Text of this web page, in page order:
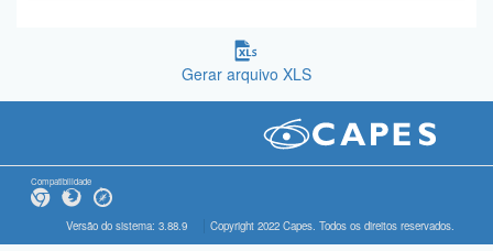
Gerar arquivo XLS
Compatibilidade
Versão do sistema: 3.88.9 Copyright 2022 Capes. Todos os direitos reservados.